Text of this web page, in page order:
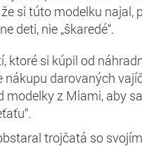
si túto modelku najal,
deti, nie „škaredé“.
ktoré si kúpil od
nákupu darovaných
modelky z Miami, aby
trojčatá so